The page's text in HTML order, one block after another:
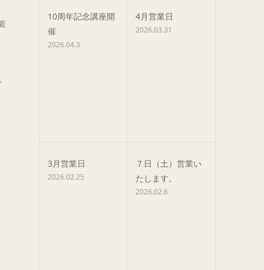
10周年記念講座開
催
2026.04.3
4月営業日
2026.03.31
3月営業日
2026.02.25
７日（土）営業い
たします。
2026.02.6